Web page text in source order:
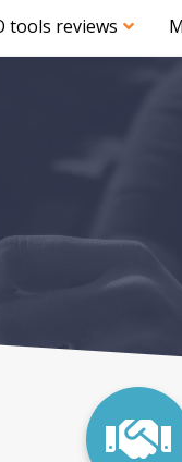
tools reviews